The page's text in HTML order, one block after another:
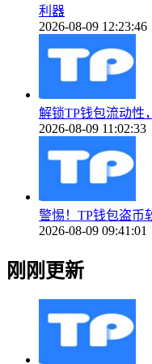
利器
2026-08-09 12:23:46
解锁TP钱包流动性
2026-08-09 11:02:33
警惕！TP钱包盗币
2026-08-09 09:41:01
刚刚更新